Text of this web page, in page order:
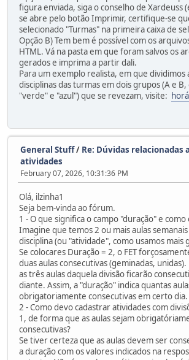
figura enviada, siga o conselho de Xardeuss
se abre pelo botão Imprimir, certifique-se
selecionado "Turmas" na primeira caixa de
Opção B) Tem bem é possível com os
HTML. Vá na pasta em que foram salvos os
gerados e imprima a partir dali.
Para um exemplo realista, em que dividimos
disciplinas das turmas em dois grupos (A e B,
"verde" e "azul") que se revezam, visite:
General Stuff/ Re: Dúvidas relacionadas
atividades
February 07, 2026, 10:31:36 PM
Olá, ilzinha1
Seja bem-vinda ao fórum.
1 - O que significa o campo "duração" e
Imagine que temos 2 ou mais aulas
disciplina (ou "atividade", como usamos mais
Se colocares Duração = 2, o FET
duas aulas consecutivas (geminadas,
as três aulas daquela divisão ficarão
diante. Assim, a "duração" indica quantas
obrigatoriamente consecutivas em certo dia.
2 - Como devo cadastrar atividades com
1, de forma que as aulas sejam
consecutivas?
Se tiver certeza que as aulas devem ser
a duração com os valores indicados na